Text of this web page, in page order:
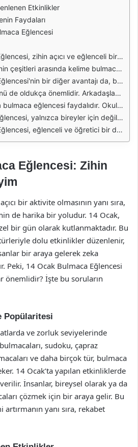
Etkinlikler
Faydaları
Eğlencesi
eğlence hem de zihinsel uyarım sağlar. Farklı bulmaca türleri ile katılımcılar, problem çözme becerilerini geliştirme fırsatı bulurlar. Ayrıca, sosyal bir ortamda gerçekleştiğinde, arkadaşlar ve aile üyeleri ile keyifli zaman geçirme imkanı sunar.
becerilerini geliştirmek için tasarlanmıştır. Örneğin, kelime bulmacaları, kelime hazinesini genişletirken; sudoku, mantıksal düşünmeyi ve sayı dizilerini anlama yeteneğini artırır. Bu çeşitlilik, herkesin ilgisini çekecek bir bulmaca bulmasını sağlar.
uzaklaşmak için bulmaca çözmek, zihni rahatlatır ve konsantrasyonu artırır. Bu süreçte katılımcılar, kendilerini daha iyi hisseder ve zihinsel yorgunluktan arınırlar. Özellikle yoğun bir iş günü sonrası, bulmaca çözmek iyi bir dinlenme yöntemi olabilir.
eğlenceli anlar yaşatır. Ayrıca, aile üyeleriyle birlikte yapılan bulmaca aktiviteleri, bağları güçlendirir ve birlikte kaliteli zaman geçirilmesine olanak tanır. Bu tür etkinlikler, iletişimi artırarak ilişkilerin derinleşmesine katkıda bulunur.
sağlar. Renkler, şekiller ve sayılar gibi temel kavramları öğretirken, aynı zamanda eğlenceli bir öğrenme deneyimi sunar. Çocuklar, bulmacalar sayesinde problem çözme yeteneklerini geliştirir ve mantıksal düşünme becerilerini güçlendirir.
takım ruhunu pekiştirmek için bulmaca yarışmaları düzenlenebilir. Bu tür etkinlikler, çalışanların motivasyonunu artırır ve iş yerinde pozitif bir atmosfer yaratır. Aynı zamanda, iş arkadaşları arasındaki iletişimi güçlendirir.
aktivitelerle dolu bu gün, hem bireysel hem de sosyal anlamda zengin bir deneyim sunar. Herkesin ilgi alanına hitap eden bulmacalar, katılımcıların keyif alarak vakit geçirmesine olanak tanır.
Eğlencesi: Zihin
bir aktivite olmasının yanı sıra,
de harika bir yoludur. 14 Ocak,
bir gün olarak kutlanmaktadır. Bu
dolu etkinlikler düzenlenir,
bir araya gelerek zeka
Peki, 14 Ocak Bulmaca Eğlencesi
önemlidir? İşte bu soruların
Popülaritesi
ve zorluk seviyelerinde
sudoku, çapraz
ve daha birçok tür, bulmaca
14 Ocak’ta yapılan etkinliklerde
İnsanlar, bireysel olarak ya da
çözmek için bir araya gelir. Bu
yanı sıra, rekabet